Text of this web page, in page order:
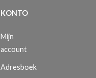
KONTO
Mijn
account
Adresboek